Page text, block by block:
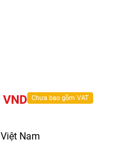
Chưa bao gồm VAT
Nam